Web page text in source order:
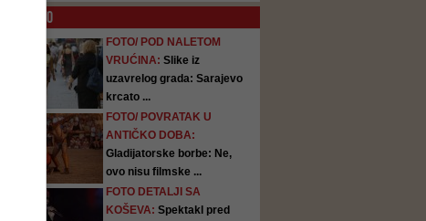
FOTO
FOTO/ POD NALETOM
VRUĆINA: Slike iz
uzavrelog grada: Sarajevo
krcato ...
FOTO/ POVRATAK U
ANTIČKO DOBA:
Gladijatorske borbe: Ne,
ovo nisu filmske ...
FOTO DETALJI SA
KOŠEVA: Spektakl pred